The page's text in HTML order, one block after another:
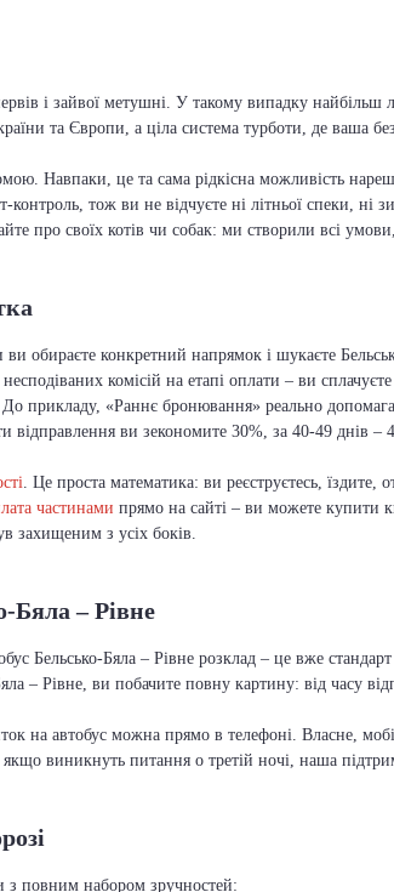
і зайвої метушні. У такому випадку найбільш
та Європи, а ціла система турботи, де ваша
Навпаки, це та сама рідкісна можливість
контроль, тож ви не відчуєте ні літньої спеки,
про своїх котів чи собак: ми створили всі
обираєте конкретний напрямок і шукаєте
комісій на етапі оплати – ви
прикладу, «Раннє бронювання» реально
відправлення ви зекономите 30%, за 40-49 днів –
. Це проста математика: ви реєструєтесь, їздите,
частинами прямо на сайті – ви можете купити
захищеним з усіх боків.
Бяла – Рівне
Бельсько-Бяла – Рівне розклад – це вже
– Рівне, ви побачите повну картину: від часу
на автобус можна прямо в телефоні. Власне,
виникнуть питання о третій ночі, наша
з повним набором зручностей: